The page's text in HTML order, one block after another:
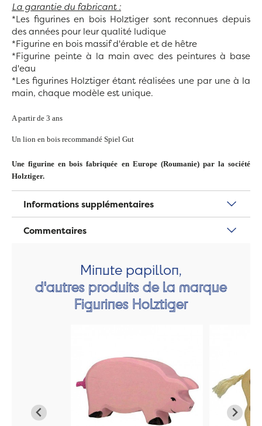
La garantie du fabricant :
*Les figurines en bois Holztiger sont reconnues depuis
des années pour leur qualité ludique
*Figurine en bois massif d'érable et de hêtre
*Figurine peinte à la main avec des peintures à base
d'eau
*Les figurines Holztiger étant réalisées une par une à la
main, chaque modèle est unique.
A partir de 3 ans
Un lion en bois recommandé Spiel Gut
Une figurine en bois fabriquée en Europe (Roumanie) par la société
Holztiger.
Informations supplémentaires
Commentaires
Minute papillon,
d'autres produits de la marque
Figurines Holztiger